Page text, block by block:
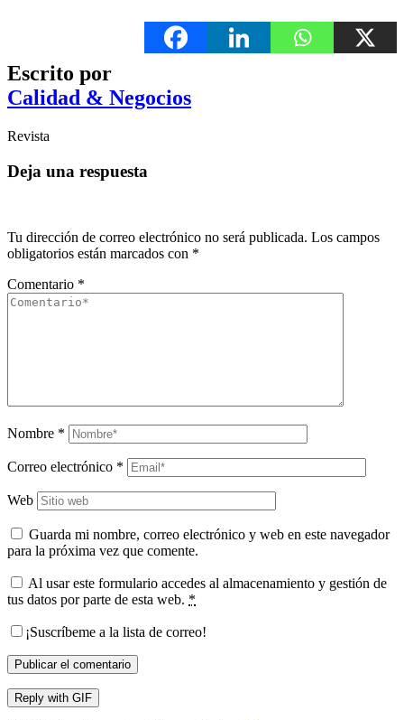
Escrito por
Calidad & Negocios
Revista
Deja una respuesta
Tu dirección de correo electrónico no será publicada. Los campos
obligatorios están marcados con *
Comentario *
Nombre *
Correo electrónico *
Web
Guarda mi nombre, correo electrónico y web en este navegador
para la próxima vez que comente.
Al usar este formulario accedes al almacenamiento y gestión de
tus datos por parte de esta web. *
¡Suscríbeme a la lista de correo!
Publicar el comentario
Reply with GIF